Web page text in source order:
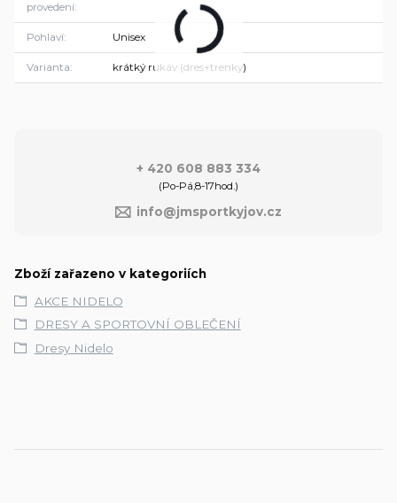
provedení
Pohlaví Unisex
Varianta krátký rukáv (dres+trenky)
+ 420 608 883 334
(Po-Pá,8-17hod.)
info@jmsportkyjov.cz
Zboží zařazeno v kategoriích
AKCE NIDELO
DRESY A SPORTOVNÍ OBLEČENÍ
Dresy Nidelo